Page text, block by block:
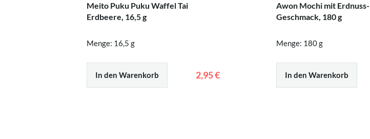
Meito Puku Puku Waffel Tai
Erdbeere, 16,5 g
Menge: 16,5 g
In den Warenkorb 2,95 €
Awon Mochi mit Erdnuss-
Geschmack, 180 g
Menge: 180 g
In den Warenkorb